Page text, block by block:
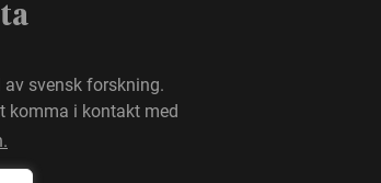
svensk forskning.
komma i kontakt med